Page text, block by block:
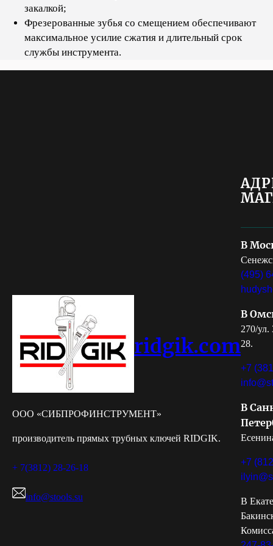
закалкой;
Фрезерованные зубья со смещением обеспечивают
максимальное усилие сжатия и длительный срок
службы инструмента.
ridgik.com
ООО «СИБПРОФИНСТРУМЕНТ»
производитель прямых трубных ключей RIDGIK.
+ 7(3812) 28-26-18
info@stools.su
В
(495)
В
270/ул.
28.
+7
В
+7
В